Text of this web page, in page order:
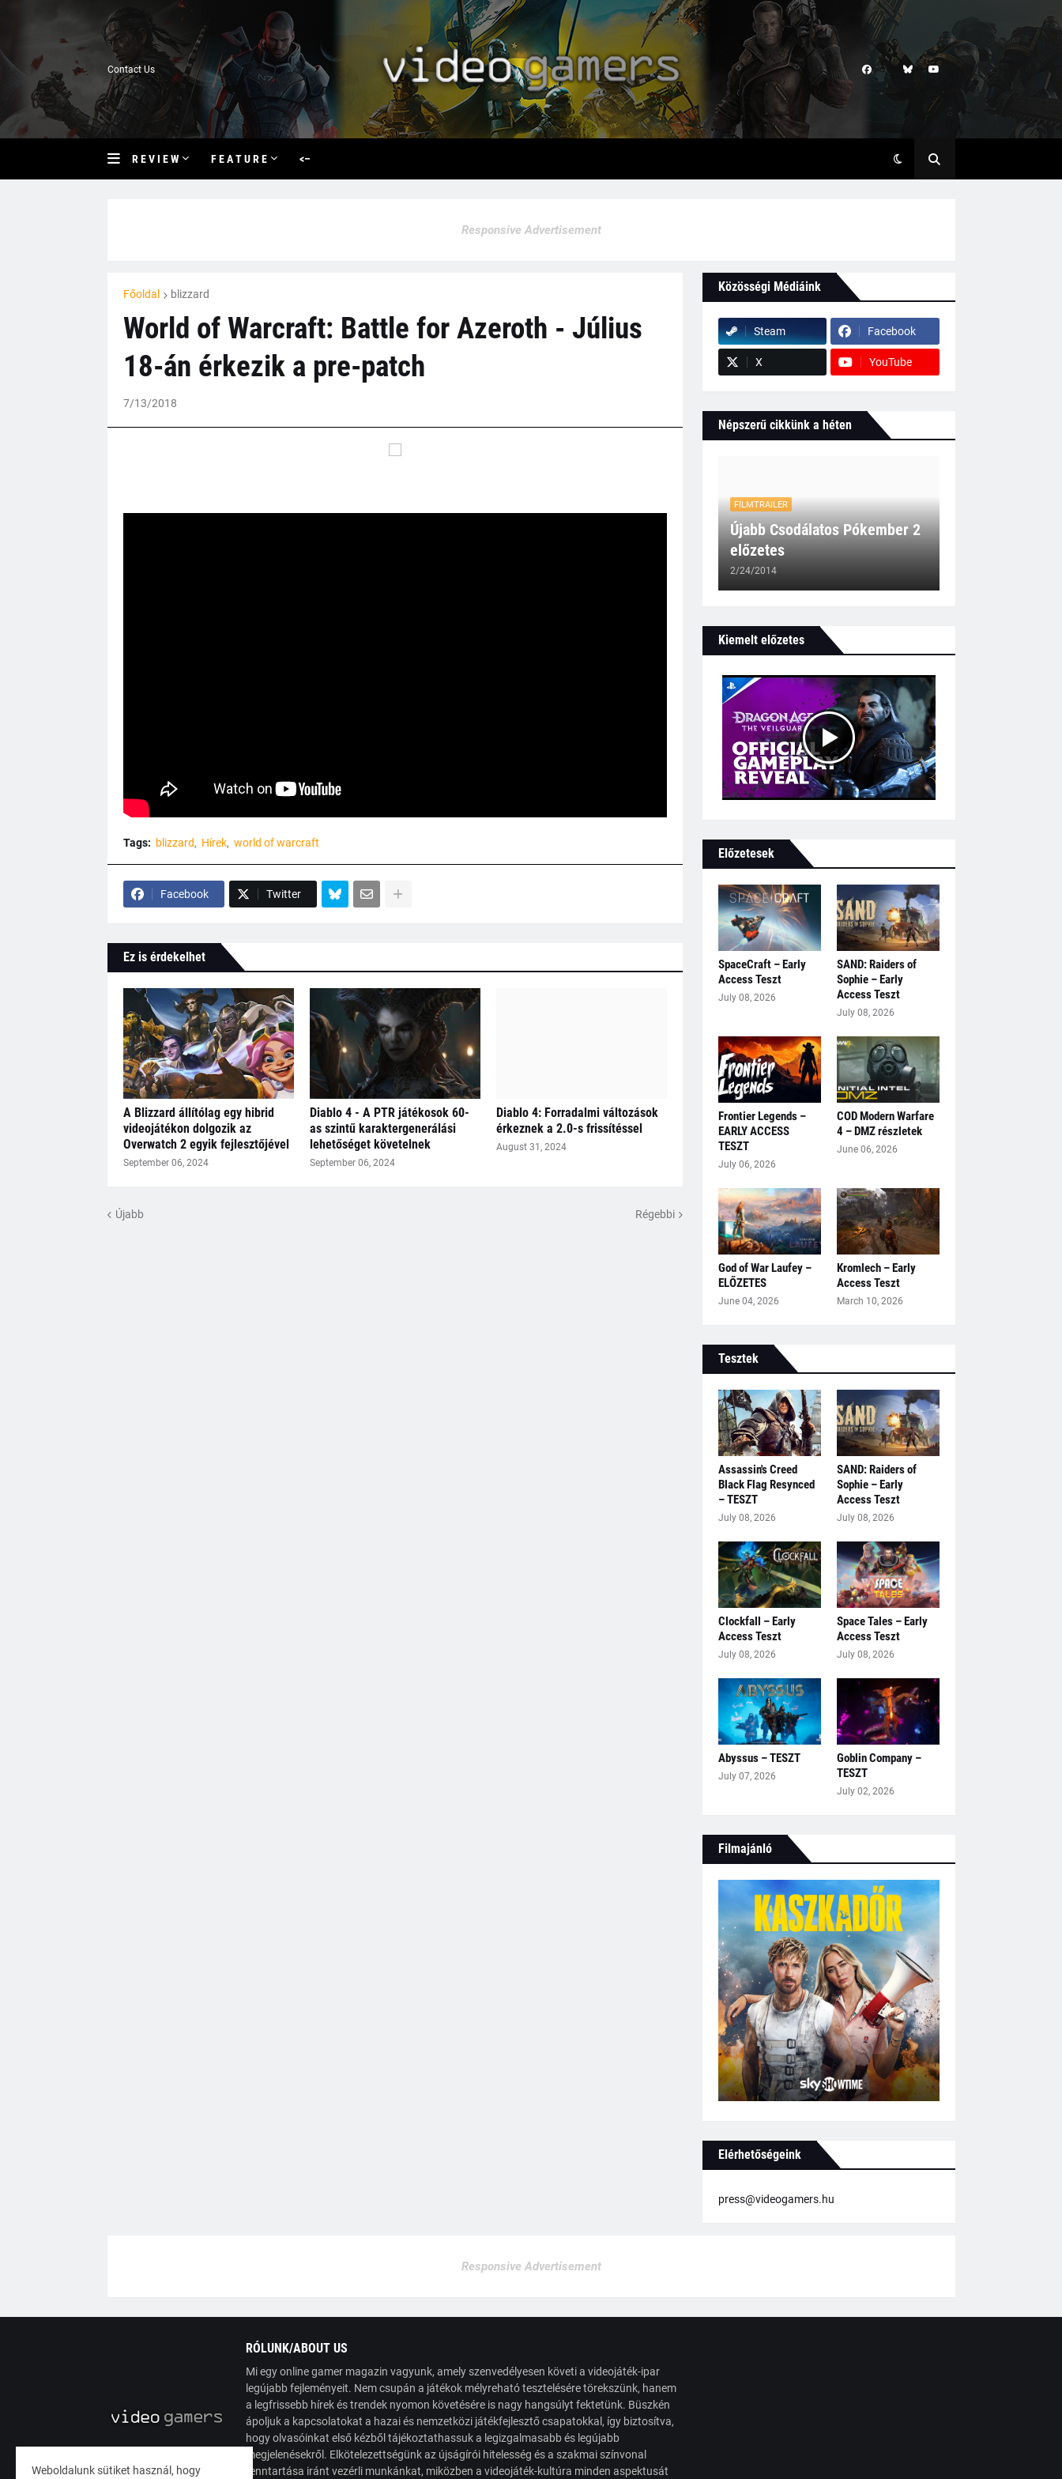
Contact Us
R E V I E W F E A T U R E <–
Responsive Advertisement
Főoldal blizzard
World of Warcraft: Battle for Azeroth - Július
18-án érkezik a pre-patch
7/13/2018
Tags: blizzard Hírek world of warcraft
Facebook Twitter
Ez is érdekelhet
A Blizzard állítólag egy hibrid
videojátékon dolgozik az
Overwatch 2 egyik fejlesztőjével
September 06, 2024
Diablo 4 - A PTR játékosok 60-
as szintű karaktergenerálási
lehetőséget követelnek
September 06, 2024
Diablo 4: Forradalmi változások
érkeznek a 2.0-s frissítéssel
August 31, 2024
Újabb Régebbi
Közösségi Médiáink
Steam Facebook
X YouTube
Népszerű cikkünk a héten
FILMTRAILER
Újabb Csodálatos Pókember 2
előzetes
2/24/2014
Kiemelt előzetes
Előzetesek
SpaceCraft – Early
Access Teszt
July 08, 2026
SAND: Raiders of
Sophie – Early
Access Teszt
July 08, 2026
Frontier Legends –
EARLY ACCESS
TESZT
July 06, 2026
COD Modern Warfare
4 – DMZ részletek
June 06, 2026
God of War Laufey –
ELŐZETES
June 04, 2026
Kromlech – Early
Access Teszt
March 10, 2026
Tesztek
Assassin's Creed
Black Flag Resynced
– TESZT
July 08, 2026
SAND: Raiders of
Sophie – Early
Access Teszt
July 08, 2026
Clockfall – Early
Access Teszt
July 08, 2026
Space Tales – Early
Access Teszt
July 08, 2026
Abyssus – TESZT
July 07, 2026
Goblin Company –
TESZT
July 02, 2026
Filmajánló
Elérhetőségeink
press@videogamers.hu
Responsive Advertisement
RÓLUNK/ABOUT US
Mi egy online gamer magazin vagyunk, amely szenvedélyesen követi a videojáték-ipar
legújabb fejleményeit. Nem csupán a játékok mélyreható tesztelésére törekszünk, hanem
a legfrissebb hírek és trendek nyomon követésére is nagy hangsúlyt fektetünk. Büszkén
ápoljuk a kapcsolatokat a hazai és nemzetközi játékfejlesztő csapatokkal, így biztosítva,
hogy olvasóinkat első kézből tájékoztathassuk a legizgalmasabb és legújabb
megjelenésekről. Elkötelezettségünk az újságírói hitelesség és a szakmai színvonal
fenntartása iránt vezérli munkánkat, miközben a videojáték-kultúra minden aspektusát
Weboldalunk sütiket használ, hogy